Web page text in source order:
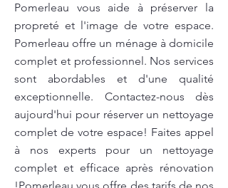
Pomerleau vous aide à préserver la
propreté et l'image de votre espace.
Pomerleau offre un ménage à domicile
complet et professionnel. Nos services
sont abordables et d'une qualité
exceptionnelle. Contactez-nous dès
aujourd'hui pour réserver un nettoyage
complet de votre espace! Faites appel
à nos experts pour un nettoyage
complet et efficace après rénovation